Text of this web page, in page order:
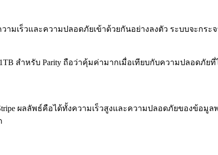
มเร็วและความปลอดภัยเข้าด้วยกันอย่างลงตัว ระบบจะกร
สำหรับ Parity ถือว่าคุ้มค่ามากเมื่อเทียบกับความปลอดภัยที่
ผลลัพธ์คือได้ทั้งความเร็วสูงและความปลอดภัยของข้